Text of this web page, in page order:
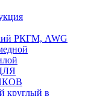
РКГМ, AWG
круглый в